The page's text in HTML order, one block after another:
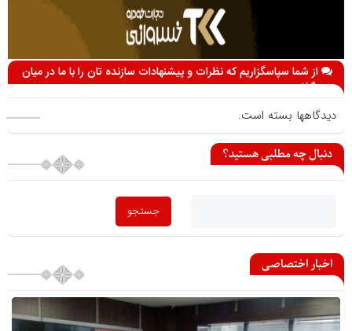
از شما سپاسگزاریم که نظرات و پیشنهادات سازنده تان را با ما در میان
می گذارید
دیدگاهها بسته است.
دنبال چه مطلبی هستید؟
اخبار اختصاصی